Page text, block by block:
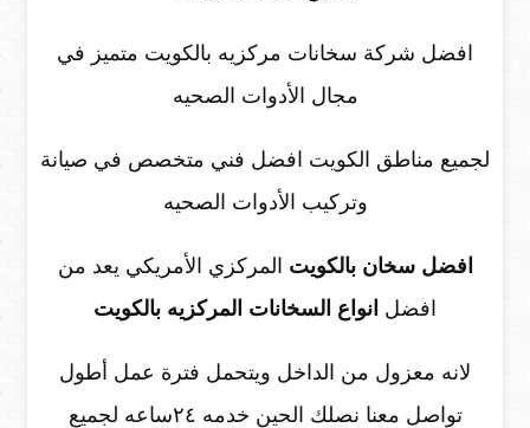
افضل شركة سخانات مركزيه بالكويت متميز في
مجال الأدوات الصحيه
لجميع مناطق الكويت افضل فني متخصص في صيانة
وتركيب الأدوات الصحيه
افضل سخان بالكويت المركزي الأمريكي يعد من
افضل انواع السخانات المركزيه بالكويت
لانه معزول من الداخل ويتحمل فترة عمل أطول
تواصل معنا نصلك الحين خدمه ٢٤ساعه لجميع